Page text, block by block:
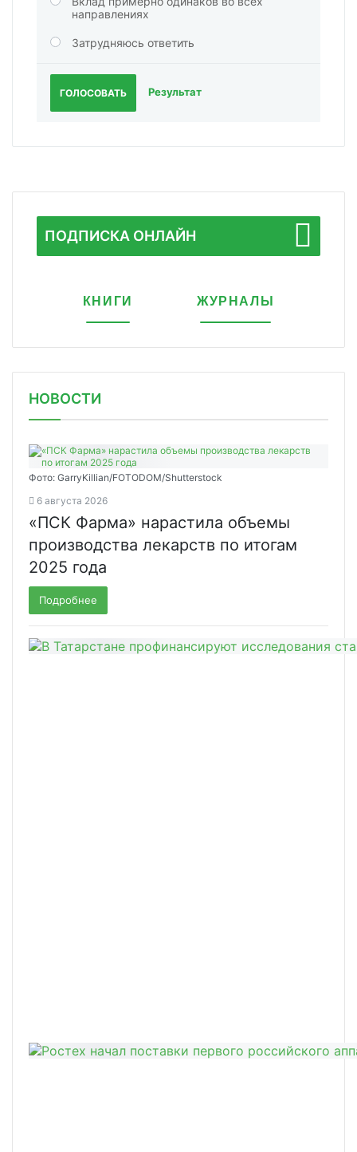
направлениях
Затрудняюсь ответить
ГОЛОСОВАТЬ Результат
ПОДПИСКА ОНЛАЙН
КНИГИ ЖУРНАЛЫ
НОВОСТИ
Фото: GarryKillian/FOTODOM/Shutterstock
6 августа 2026
«ПСК Фарма» нарастила объемы
производства лекарств по итогам
2025 года
Подробнее